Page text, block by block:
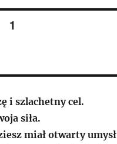
1
i szlachetny cel.
siła.
miał otwarty umysł